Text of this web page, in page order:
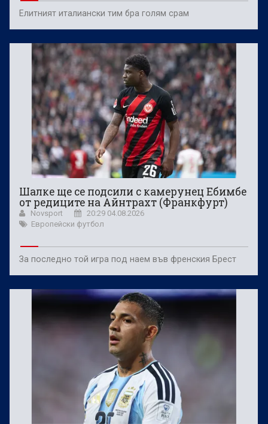
Елитният италиански тим бра голям срам
Шалке ще се подсили с камерунец Ебимбе
от редиците на Айнтрахт (Франкфурт)
Novsport
20:29 04.08.2026
Европейски футбол
За последно той игра под наем във френския Брест